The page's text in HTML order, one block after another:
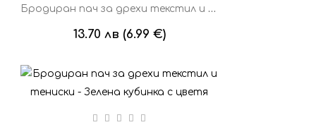
Бродиран пач за дрехи текстил и тениски - Бял планински дроб
13.70 лв (6.99 €)